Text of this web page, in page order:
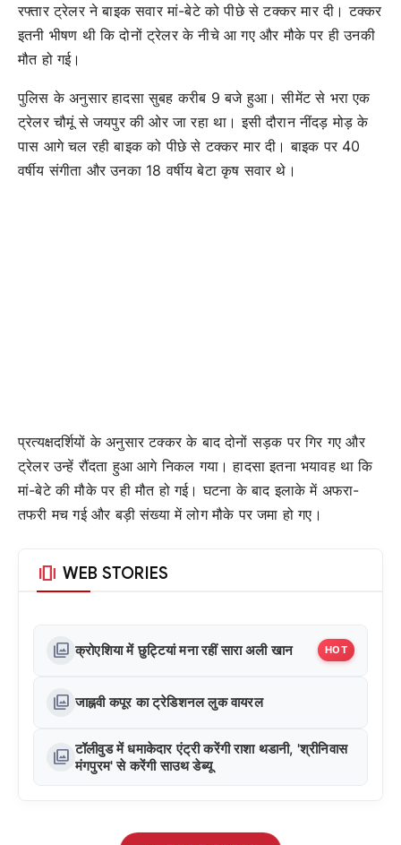
रफ्तार ट्रेलर ने बाइक सवार मां-बेटे को पीछे से टक्कर मार दी। टक्कर
इतनी भीषण थी कि दोनों ट्रेलर के नीचे आ गए और मौके पर ही उनकी
मौत हो गई।
पुलिस के अनुसार हादसा सुबह करीब 9 बजे हुआ। सीमेंट से भरा एक
ट्रेलर चौमूं से जयपुर की ओर जा रहा था। इसी दौरान नींदड़ मोड़ के
पास आगे चल रही बाइक को पीछे से टक्कर मार दी। बाइक पर 40
वर्षीय संगीता और उनका 18 वर्षीय बेटा कृष सवार थे।
प्रत्यक्षदर्शियों के अनुसार टक्कर के बाद दोनों सड़क पर गिर गए और
ट्रेलर उन्हें रौंदता हुआ आगे निकल गया। हादसा इतना भयावह था कि
मां-बेटे की मौके पर ही मौत हो गई। घटना के बाद इलाके में अफरा-
तफरी मच गई और बड़ी संख्या में लोग मौके पर जमा हो गए।
amp_stories WEB STORIES
photo_library क्रोएशिया में छुट्टियां मना रहीं सारा अली खान HOT
photo_library जाह्नवी कपूर का ट्रेडिशनल लुक वायरल
photo_library टॉलीवुड में धमाकेदार एंट्री करेंगी राशा थडानी, 'श्रीनिवास
मंगपुरम' से करेंगी साउथ डेब्यू